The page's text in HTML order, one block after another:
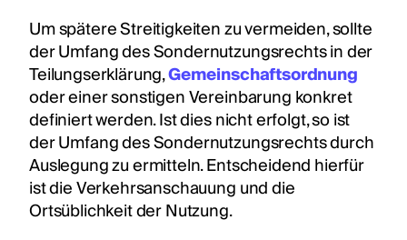
Um spätere Streitigkeiten zu vermeiden, sollte
der Umfang des Sondernutzungsrechts in der
Teilungserklärung,Gemeinschaftsordnung
oder einer sonstigen Vereinbarung konkret
definiert werden. Ist dies nicht erfolgt, so ist
der Umfang des Sondernutzungsrechts durch
Auslegung zu ermitteln. Entscheidend hierfür
ist die Verkehrsanschauung und die
Ortsüblichkeit der Nutzung.